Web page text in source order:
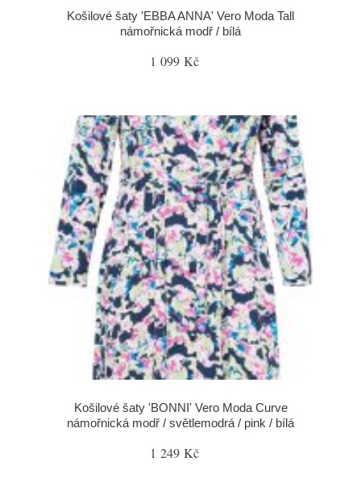
Košilové šaty 'EBBA ANNA' Vero Moda Tall
námořnická modř / bílá
1 099 Kč
Košilové šaty 'BONNI' Vero Moda Curve
námořnická modř / světlemodrá / pink / bílá
1 249 Kč